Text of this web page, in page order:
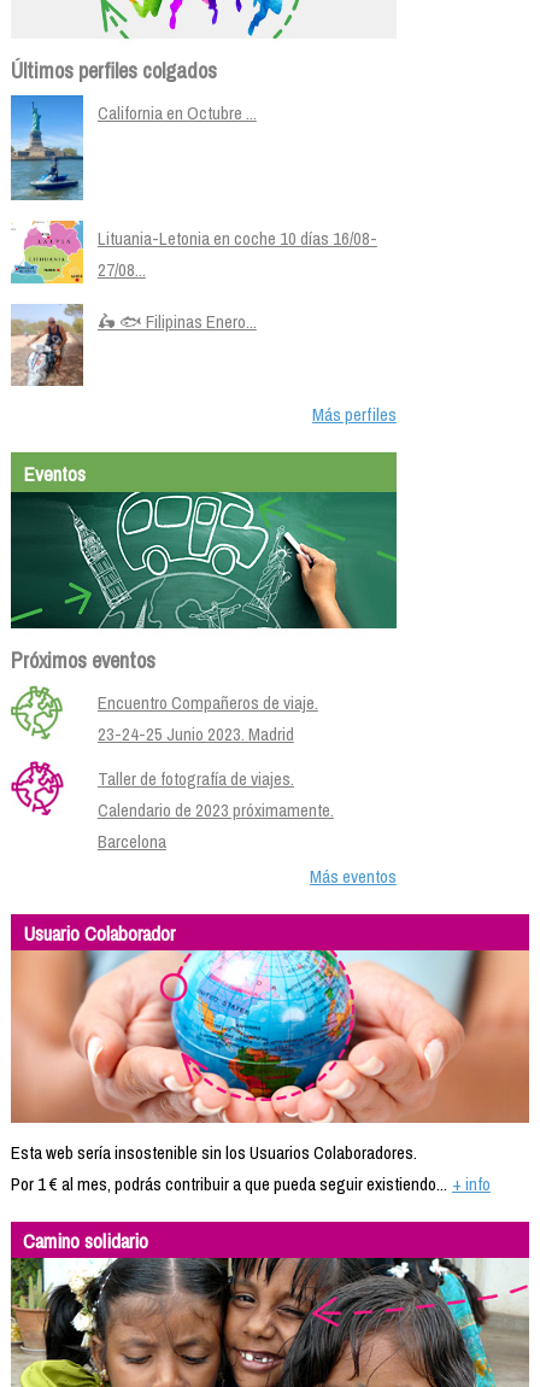
Últimos perfiles colgados
California en Octubre ...
Lituania-Letonia en coche 10 días 16/08-
27/08...
🛵 🐟 Filipinas Enero...
Más perfiles
Eventos
Próximos eventos
Encuentro Compañeros de viaje.
23-24-25 Junio 2023. Madrid
Taller de fotografía de viajes.
Calendario de 2023 próximamente.
Barcelona
Más eventos
Usuario Colaborador
Esta web sería insostenible sin los Usuarios Colaboradores.
Por 1 € al mes, podrás contribuir a que pueda seguir existiendo... + info
Camino solidario